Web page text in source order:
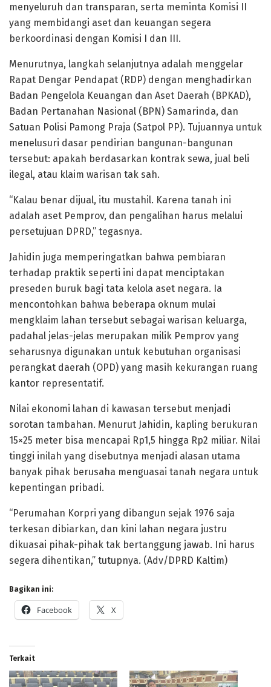
menyeluruh dan transparan, serta meminta Komisi II
yang membidangi aset dan keuangan segera
berkoordinasi dengan Komisi I dan III.
Menurutnya, langkah selanjutnya adalah menggelar
Rapat Dengar Pendapat (RDP) dengan menghadirkan
Badan Pengelola Keuangan dan Aset Daerah (BPKAD),
Badan Pertanahan Nasional (BPN) Samarinda, dan
Satuan Polisi Pamong Praja (Satpol PP). Tujuannya untuk
menelusuri dasar pendirian bangunan-bangunan
tersebut: apakah berdasarkan kontrak sewa, jual beli
ilegal, atau klaim warisan tak sah.
“Kalau benar dijual, itu mustahil. Karena tanah ini
adalah aset Pemprov, dan pengalihan harus melalui
persetujuan DPRD,” tegasnya.
Jahidin juga memperingatkan bahwa pembiaran
terhadap praktik seperti ini dapat menciptakan
preseden buruk bagi tata kelola aset negara. Ia
mencontohkan bahwa beberapa oknum mulai
mengklaim lahan tersebut sebagai warisan keluarga,
padahal jelas-jelas merupakan milik Pemprov yang
seharusnya digunakan untuk kebutuhan organisasi
perangkat daerah (OPD) yang masih kekurangan ruang
kantor representatif.
Nilai ekonomi lahan di kawasan tersebut menjadi
sorotan tambahan. Menurut Jahidin, kapling berukuran
15×25 meter bisa mencapai Rp1,5 hingga Rp2 miliar. Nilai
tinggi inilah yang disebutnya menjadi alasan utama
banyak pihak berusaha menguasai tanah negara untuk
kepentingan pribadi.
“Perumahan Korpri yang dibangun sejak 1976 saja
terkesan dibiarkan, dan kini lahan negara justru
dikuasai pihak-pihak tak bertanggung jawab. Ini harus
segera dihentikan,” tutupnya. (Adv/DPRD Kaltim)
Bagikan ini:
Facebook X
Terkait